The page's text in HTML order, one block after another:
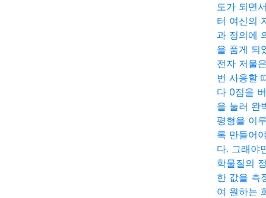
도가 되면
터 여신의
과 정의에
을 품게 되
전자 저울
번 사용할
다 0점을
을 눌러 완
평형을 이
록 만들어
다. 그래야
학물질의
한 값을 측
여 원하는